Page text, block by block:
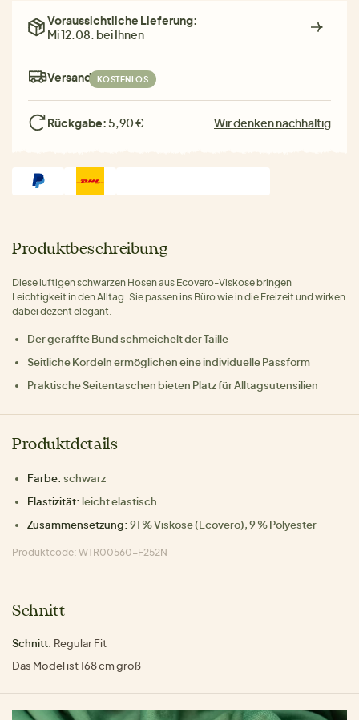
Voraussichtliche Lieferung:
Mi 12.08. bei Ihnen
Versand: KOSTENLOS
Rückgabe: 5,90 € Wir denken nachhaltig
Produktbeschreibung
Diese luftigen schwarzen Hosen aus Ecovero-Viskose bringen
Leichtigkeit in den Alltag. Sie passen ins Büro wie in die Freizeit und wirken
dabei dezent elegant.
Der geraffte Bund schmeichelt der Taille
Seitliche Kordeln ermöglichen eine individuelle Passform
Praktische Seitentaschen bieten Platz für Alltagsutensilien
Produktdetails
Farbe: schwarz
Elastizität: leicht elastisch
Zusammensetzung: 91 % Viskose (Ecovero), 9 % Polyester
Produktcode: WTR00560-F252N
Schnitt
Schnitt: Regular Fit
Das Model ist 168 cm groß